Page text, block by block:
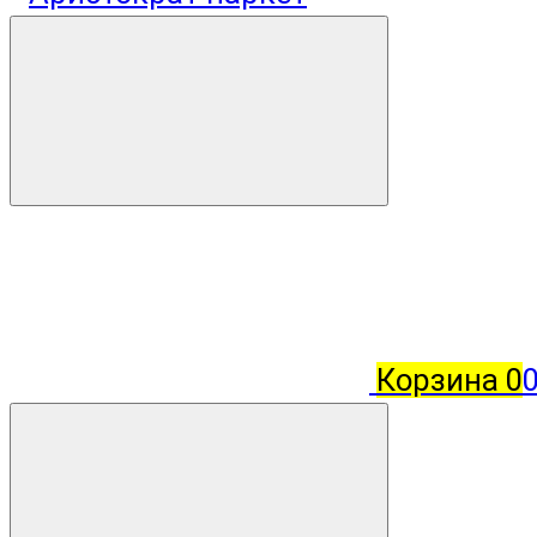
Корзина 0